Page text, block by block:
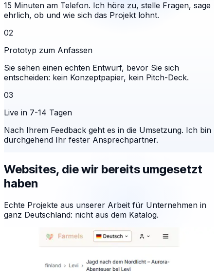
15 Minuten am Telefon. Ich höre zu, stelle Fragen, sage
ehrlich, ob und wie sich das Projekt lohnt.
02
Prototyp zum Anfassen
Sie sehen einen echten Entwurf, bevor Sie sich
entscheiden: kein Konzeptpapier, kein Pitch-Deck.
03
Live in 7-14 Tagen
Nach Ihrem Feedback geht es in die Umsetzung. Ich bin
durchgehend Ihr fester Ansprechpartner.
Websites, die wir bereits umgesetzt
haben
Echte Projekte aus unserer Arbeit für Unternehmen in
ganz Deutschland: nicht aus dem Katalog.